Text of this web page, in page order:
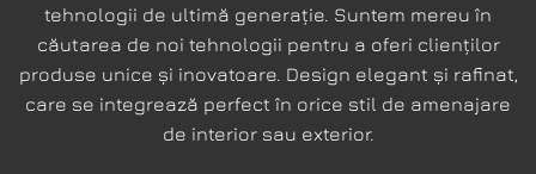
tehnologii de ultimă generație. Suntem mereu în
căutarea de noi tehnologii pentru a oferi clienților
produse unice și inovatoare. Design elegant și rafinat,
care se integrează perfect în orice stil de amenajare
de interior sau exterior.